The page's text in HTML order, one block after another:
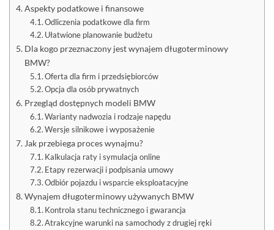
Aspekty podatkowe i finansowe
Odliczenia podatkowe dla firm
Ułatwione planowanie budżetu
Dla kogo przeznaczony jest wynajem długoterminowy
BMW?
Oferta dla firm i przedsiębiorców
Opcja dla osób prywatnych
Przegląd dostępnych modeli BMW
Warianty nadwozia i rodzaje napędu
Wersje silnikowe i wyposażenie
Jak przebiega proces wynajmu?
Kalkulacja raty i symulacja online
Etapy rezerwacji i podpisania umowy
Odbiór pojazdu i wsparcie eksploatacyjne
Wynajem długoterminowy używanych BMW
Kontrola stanu technicznego i gwarancja
Atrakcyjne warunki na samochody z drugiej ręki